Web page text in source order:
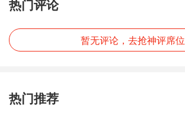
热门评论
暂无评论，去抢神评席位
热门推荐